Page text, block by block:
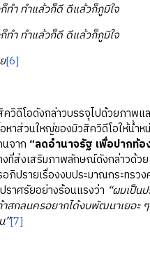
ทำ ทำแล้วก็ดี ดีแล้วก็ภูมิใจ
ทำ ทำแล้วก็ดี ดีแล้วก็ภูมิใจ
[6]
อดังกล่าวบรรจุไปด้วยภาพแล
หาส่วนใหญ่ของมิวสิควิดีโอให้น้ำ
จาก “ลดอำนาจรัฐ เพื่อปากท้อ
งที่ส่งเสริมภาพลักษณ์ดังกล่าวด้
ภิปรายเรื่องงบประมาณกระทรว
าศรัยอย่างร้อนแรงว่า “ผมเป็น
สกลนครอยากได้งบพัฒนาเยอะ
”[7]